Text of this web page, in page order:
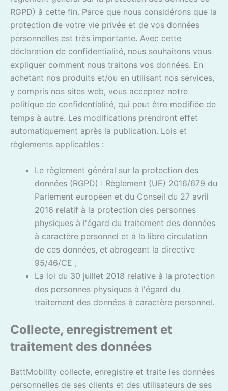
RGPD) à cette fin. Parce que nous considérons que la
protection de votre vie privée et de vos données
personnelles est très importante. Avec cette
déclaration de confidentialité, nous souhaitons vous
expliquer comment nous traitons vos données. En
achetant nos produits et/ou en utilisant nos services,
y compris nos sites web, vous acceptez notre
politique de confidentialité, qui peut être modifiée de
temps à autre. Les modifications prendront effet
automatiquement après la publication. Lois et
règlements applicables :
Le règlement général sur la protection des
données (RGPD) : Règlement (UE) 2016/679 du
Parlement européen et du Conseil du 27 avril
2016 relatif à la protection des personnes
physiques à l'égard du traitement des données
à caractère personnel et à la libre circulation
de ces données, et abrogeant la directive
95/46/CE ;
La loi du 30 juillet 2018 relative à la protection
des personnes physiques à l'égard du
traitement des données à caractère personnel.
Collecte, enregistrement et
traitement des données
BattMobility collecte, enregistre et traite les données
personnelles de ses clients et des utilisateurs de ses